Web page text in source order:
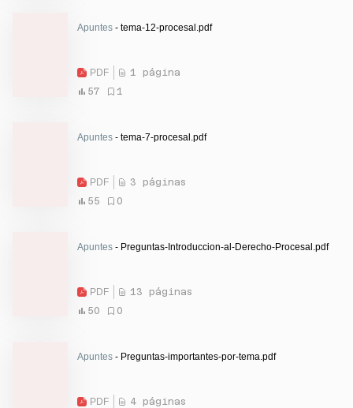
Apuntes - tema-12-procesal.pdf
PDF
1 página
57
1
Apuntes - tema-7-procesal.pdf
PDF
3 páginas
55
0
Apuntes - Preguntas-Introduccion-al-Derecho-Procesal.pdf
PDF
13 páginas
50
0
Apuntes - Preguntas-importantes-por-tema.pdf
PDF
4 páginas